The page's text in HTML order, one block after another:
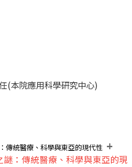
(本院應用科學研究中心)
+
：傳統醫療、科學與東亞的現